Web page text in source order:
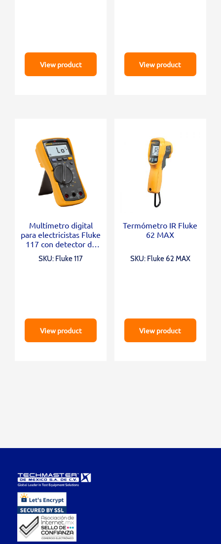
View product View product
Multímetro digital
para electricistas Fluke
117 con detector de
voltaje sin contacto
SKU: Fluke 117
View product
Termómetro IR Fluke
62 MAX
SKU: Fluke 62 MAX
View product